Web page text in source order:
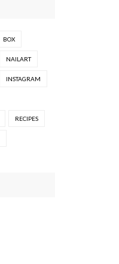
BOX
NAILART
INSTAGRAM
RECIPES